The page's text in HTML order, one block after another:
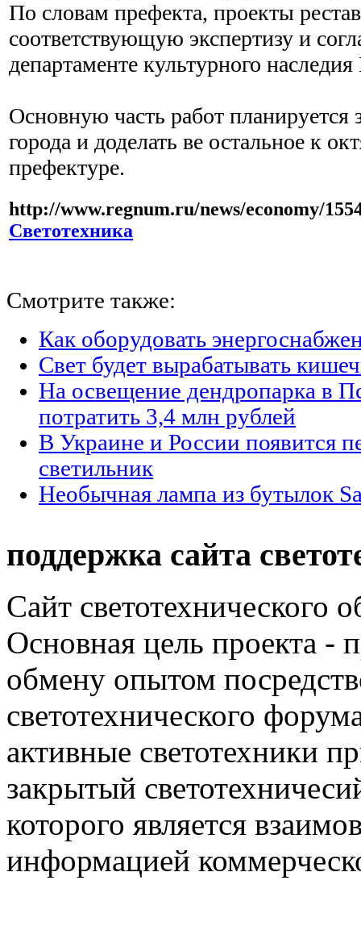
По словам префекта, проекты
соответствующую экспертизу и
департаменте культурного
Основную часть работ планируется
города и доделать ве остальное к
префектуре.
http://www.regnum.ru/news/economy/
Светотехника
Смотрите также:
Как оборудовать
Свет будет вырабатывать
На освещение дендропарка в
потратить 3,4 млн рублей
В Украине и России появится
светильник
Необычная лампа из бутылок
поддержка сайта
Сайт светотехнического
Основная цель проекта -
обмену опытом
светотехнического
активные светотехники
закрытый
которого является
информацией